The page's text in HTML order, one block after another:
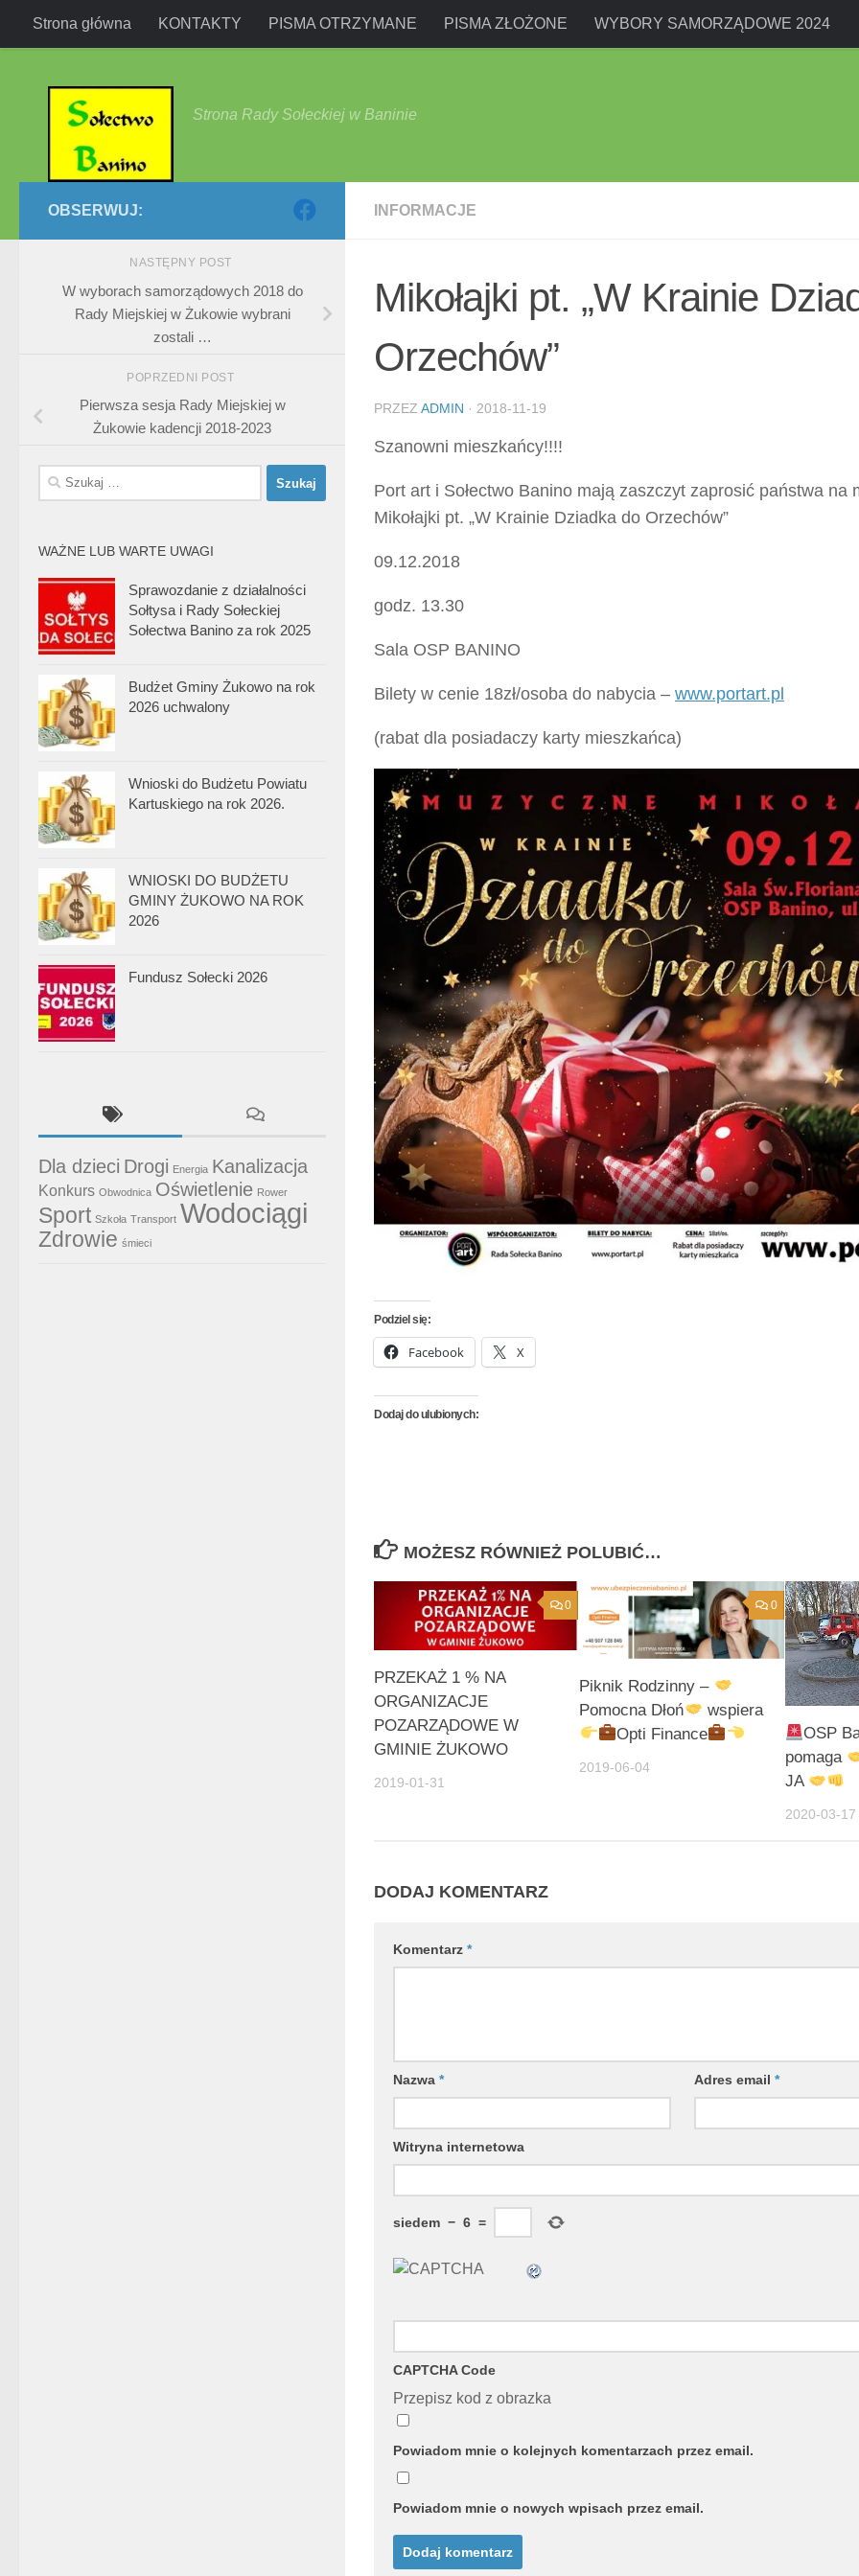
Przejdź do treści
Strona główna KONTAKTY PISMA OTRZYMANE PISMA ZŁOŻONE WYBORY SAMORZĄDOWE 2024
Strona Rady Sołeckiej w Baninie
INFORMACJE
Mikołajki pt. „W Krainie
Orzechów”
PRZEZ ADMIN · 2018-11-19
Szanowni mieszkańcy!!!!
Port art​ i Sołectwo Banino​ mają zaszczyt zaprosić państwa na
Mikołajki pt. „W Krainie Dziadka do Orzechów”
09.12.2018
godz. 13.30
Sala OSP BANINO
Bilety w cenie 18zł/osoba do nabycia – www.portart.pl
(rabat dla posiadaczy karty mieszkańca)
Podziel się:
Facebook X
Dodaj do ulubionych:
MOŻESZ RÓWNIEŻ POLUBIĆ…
0
PRZEKAŻ 1 % NA
ORGANIZACJE
POZARZĄDOWE W
GMINIE ŻUKOWO
2019-01-31
0
Piknik Rodzinny –
Pomocna Dłoń
wspiera
Opti Finance
2019-06-04
OSP
pomaga
JA
2020-03-17
DODAJ KOMENTARZ
Komentarz *
Nazwa * Adres email*
Witryna internetowa
siedem − 6 =
CAPTCHA Code
Przepisz kod z obrazka
Powiadom mnie o kolejnych komentarzach przez email.
Powiadom mnie o nowych wpisach przez email.
OBSERWUJ:
NASTĘPNY POST
W wyborach samorządowych 2018 do
Rady Miejskiej w Żukowie wybrani
zostali …
POPRZEDNI POST
Pierwsza sesja Rady Miejskiej w
Żukowie kadencji 2018-2023
Szukaj:
WAŻNE LUB WARTE UWAGI
Sprawozdanie z działalności
Sołtysa i Rady Sołeckiej
Sołectwa Banino za rok 2025
Budżet Gminy Żukowo na rok
2026 uchwalony
Wnioski do Budżetu Powiatu
Kartuskiego na rok 2026.
WNIOSKI DO BUDŻETU
GMINY ŻUKOWO NA ROK
2026
Fundusz Sołecki 2026
Dla dzieci Drogi Energia Kanalizacja
Konkurs Obwodnica Oświetlenie Rower
Sport Szkoła Transport Wodociągi
Zdrowie śmieci